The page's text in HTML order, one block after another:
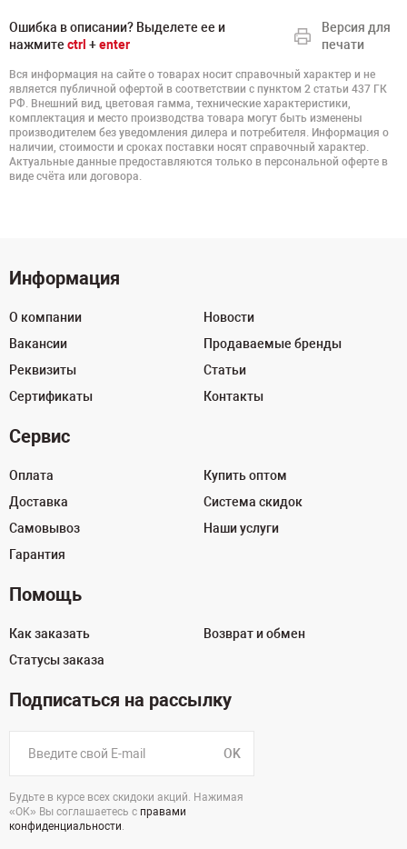
Ошибка в описании? Выделете ее и
нажмите ctrl +enter
Версия для
печати
Вся информация на сайте о товарах носит справочный характер и не
является публичной офертой в соответствии с пунктом 2 статьи 437 ГК
РФ. Внешний вид, цветовая гамма, технические характеристики,
комплектация и место производства товара могут быть изменены
производителем без уведомления дилера и потребителя. Информация о
наличии, стоимости и сроках поставки носят справочный характер.
Актуальные данные предоставляются только в персональной оферте в
виде счёта или договора.
Информация
О компании
Вакансии
Реквизиты
Сертификаты
Новости
Продаваемые бренды
Статьи
Контакты
Сервис
Оплата
Доставка
Самовывоз
Гарантия
Купить оптом
Система скидок
Наши услуги
Помощь
Как заказать
Статусы заказа
Возврат и обмен
Подписаться на рассылку
OK
Будьте в курсе всех скидоки акций. Нажимая
«ОК» Вы соглашаетесь с правами
конфиденциальности.